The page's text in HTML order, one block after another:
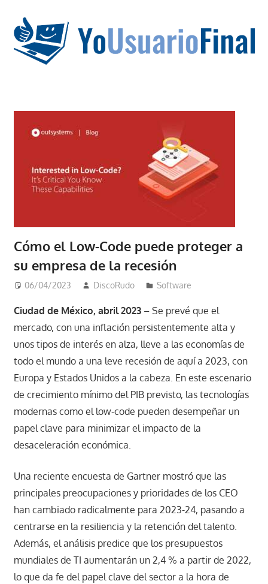
contenido
tiene
estar
Cómo el Low-Code puede proteger a
su empresa de la recesión
06/04/2023 DiscoRudo Software
Ciudad de México, abril 2023– Se prevé que el
mercado, con una inflación persistentemente alta y
unos tipos de interés en alza, lleve a las economías de
todo el mundo a una leve recesión de aquí a 2023, con
Europa y Estados Unidos a la cabeza. En este escenario
de crecimiento mínimo del PIB previsto, las tecnologías
modernas como el low-code pueden desempeñar un
papel clave para minimizar el impacto de la
desaceleración económica.
Una reciente encuesta de Gartner mostró que las
principales preocupaciones y prioridades de los CEO
han cambiado radicalmente para 2023-24, pasando a
centrarse en la resiliencia y la retención del talento.
Además, el análisis predice que los presupuestos
mundiales de TI aumentarán un 2,4 % a partir de 2022,
lo que da fe del papel clave del sector a la hora de